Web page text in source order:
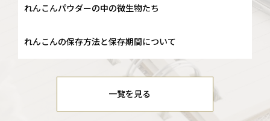
れんこんパウダーの中の微生物たち
れんこんの保存方法と保存期間について
一覧を見る